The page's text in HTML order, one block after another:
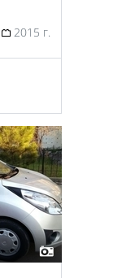
2015 г.